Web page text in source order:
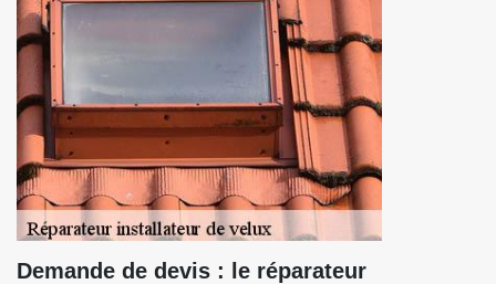
Demande de devis : le réparateur